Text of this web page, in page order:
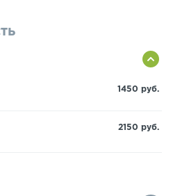
1450 руб.
2150 руб.